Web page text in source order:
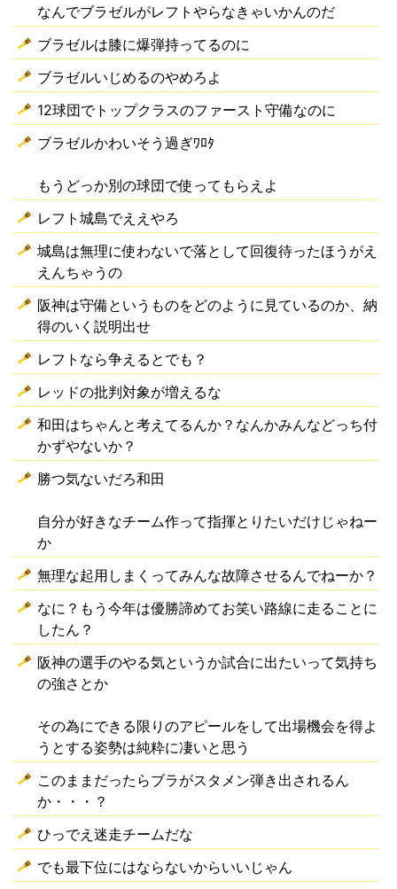
なんでブラゼルがレフトやらなきゃいかんのだ
ブラゼルは膝に爆弾持ってるのに
ブラゼルいじめるのやめろよ
12球団でトップクラスのファースト守備なのに
ブラゼルかわいそう過ぎﾜﾛﾀ
もうどっか別の球団で使ってもらえよ
レフト城島でええやろ
城島は無理に使わないで落として回復待ったほうがえ
えんちゃうの
阪神は守備というものをどのように見ているのか、納
得のいく説明出せ
レフトなら争えるとでも？
レッドの批判対象が増えるな
和田はちゃんと考えてるんか？なんかみんなどっち付
かずやないか？
勝つ気ないだろ和田
自分が好きなチーム作って指揮とりたいだけじゃねー
か
無理な起用しまくってみんな故障させるんでねーか？
なに？もう今年は優勝諦めてお笑い路線に走ることに
したん？
阪神の選手のやる気というか試合に出たいって気持ち
の強さとか
その為にできる限りのアピールをして出場機会を得よ
うとする姿勢は純粋に凄いと思う
このままだったらブラがスタメン弾き出されるん
か・・・？
ひっでえ迷走チームだな
でも最下位にはならないからいいじゃん